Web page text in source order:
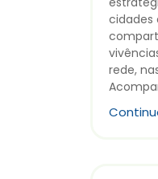
cidades
rede,